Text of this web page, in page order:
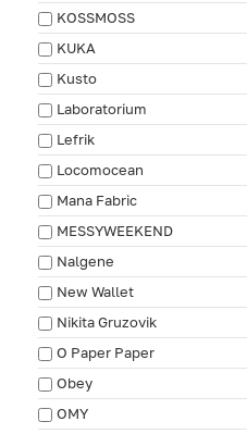
KOSSMOSS
KUKA
Kusto
Laboratorium
Lefrik
Locomocean
Mana Fabric
MESSYWEEKEND
Nalgene
New Wallet
Nikita Gruzovik
O Paper Paper
Obey
OMY